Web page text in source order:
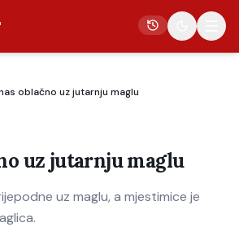
oblačno uz jutarnju maglu
uz jutarnju maglu
uz maglu, a mjestimice je